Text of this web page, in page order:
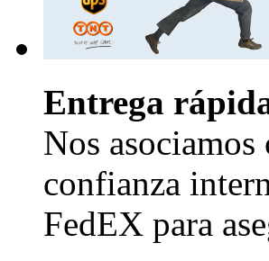
Entrega
Nos
confianza
FedEX para